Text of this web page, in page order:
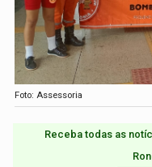
Foto: Assessoria
Receba todas as